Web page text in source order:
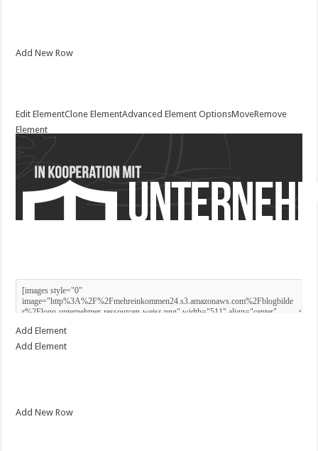
Add New Row
Edit ElementClone ElementAdvanced Element OptionsMoveRemove
Element
Add Element
Add Element
Add New Row